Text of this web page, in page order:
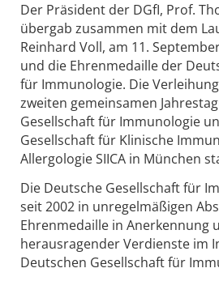
Der Präsident der DGfI, Prof.
übergab zusammen mit dem
Reinhard Voll, am 11.
und die Ehrenmedaille der
für Immunologie. Die
zweiten gemeinsamen
Gesellschaft für Immunologie
Gesellschaft für Klinische
Allergologie SIICA in München
Die Deutsche Gesellschaft für
seit 2002 in unregelmäßigen
Ehrenmedaille in Anerkennung
herausragender Verdienste im
Deutschen Gesellschaft für